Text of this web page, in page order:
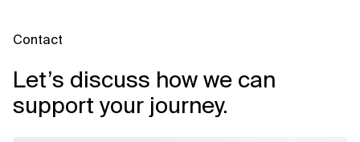
Contact
Let’s discuss how we can
support your journey.